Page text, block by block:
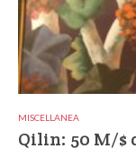
MISCELLANEA
Qilin: 50 M/$